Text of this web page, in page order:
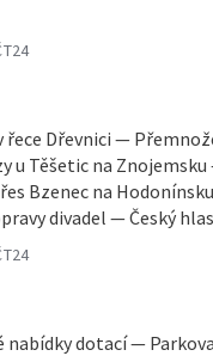
řece Dřevnici —
u Těšetic na
Bzenec na
divadel — Český
dotací —